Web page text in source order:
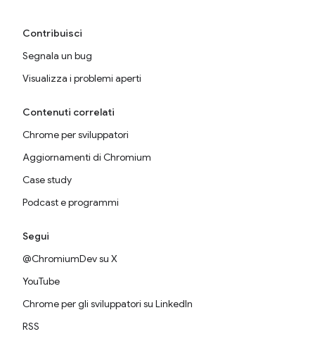
Contribuisci
Segnala un bug
Visualizza i problemi aperti
Contenuti correlati
Chrome per sviluppatori
Aggiornamenti di Chromium
Case study
Podcast e programmi
Segui
@ChromiumDev su X
YouTube
Chrome per gli sviluppatori su LinkedIn
RSS